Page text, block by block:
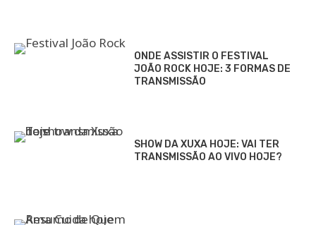
ONDE ASSISTIR O FESTIVAL
JOÃO ROCK HOJE: 3 FORMAS DE
TRANSMISSÃO
SHOW DA XUXA HOJE: VAI TER
TRANSMISSÃO AO VIVO HOJE?